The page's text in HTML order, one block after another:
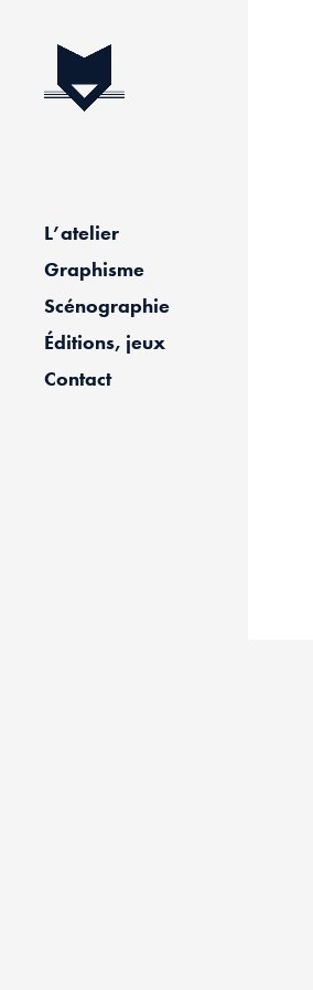
L’atelier
Graphisme
Scénographie
Éditions, jeux
Contact